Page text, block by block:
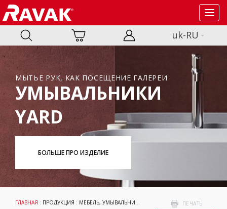
uk-RU
МЫТЬЕ РУК, КАК ПОСЕЩЕНИЕ ГАЛЕРЕИ
УМЫВАЛЬНИКИ
YARD
БОЛЬШЕ ПРО ИЗДЕЛИЕ
ПЕЧАТЬ
ГЛАВНАЯ : ПРОДУКЦИЯ : МЕБЕЛЬ, УМЫВАЛЬНИКИ И WC УМЫВАЛЬНИКИ